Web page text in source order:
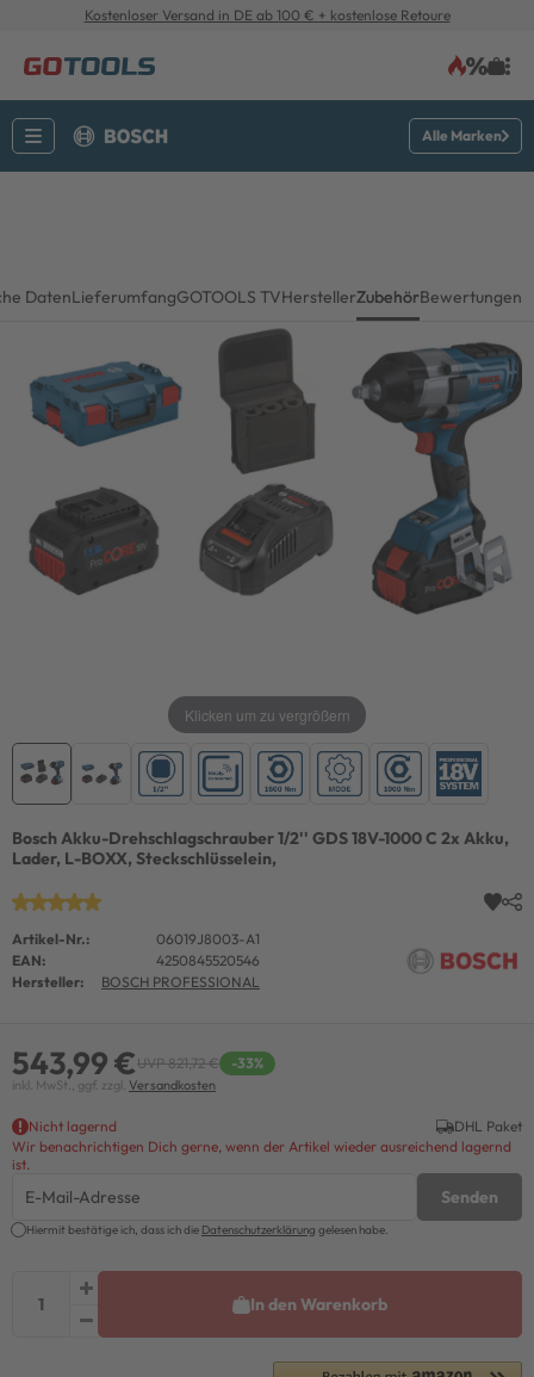
Kostenloser Versand in DE ab 100 € + kostenlose Retoure
Alle Marken
DatenLieferumfangGOTOOLS TVHerstellerZubehörBewertungen
Klicken um zu vergrößern
Bosch Akku-Drehschlagschrauber 1/2'' GDS 18V-1000 C 2x Akku,
Lader, L-BOXX, Steckschlüsselein,
Artikel-Nr.:
06019J8003-A1
EAN:
4250845520546
Hersteller:
BOSCH PROFESSIONAL
543,99 €UVP 821,72 € -33%
inkl. MwSt., ggf. zzgl. Versandkosten
Nicht lagernd
DHL Paket
Wir benachrichtigen Dich gerne, wenn der Artikel wieder ausreichend lagernd
ist.
Senden
Hiermit bestätige ich, dass ich die Daten­schutz­erklärung gelesen habe.
In den Warenkorb